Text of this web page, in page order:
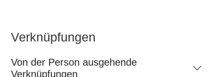
Verknüpfungen
Von der Person ausgehende
Verknüpfungen